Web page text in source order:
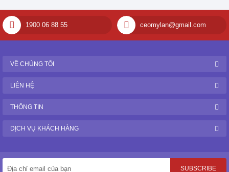
1900 06 88 55 ceomylan@gmail.com
VỀ CHÚNG TÔI
LIÊN HỆ
THÔNG TIN
DỊCH VỤ KHÁCH HÀNG
SUBSCRIBE